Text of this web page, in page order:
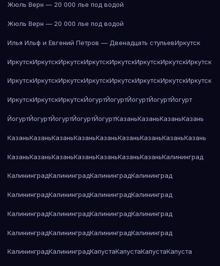
Жюль Верн — 20 000 лье под водой
Жюль Верн — 20 000 лье под водой
Илья Ильф и Евгений Петров — Двенадцать стульевИркутск
ИркутскИркутскИркутскИркутскИркутскИркутскИркутскИркутск
ИркутскИркутскИркутскИркутскИркутскИркутскИркутскИркутск
ИркутскИркутскИркутскЙогуртЙогуртЙогуртЙогуртЙогурт
ЙогуртЙогуртЙогуртЙогуртЙогуртКазаньКазаньКазаньКазань
КазаньКазаньКазаньКазаньКазаньКазаньКазаньКазаньКазань
КазаньКазаньКазаньКазаньКазаньКазаньКазаньКалининград
КалининградКалининградКалининградКалининград
КалининградКалининградКалининградКалининград
КалининградКалининградКалининградКалининград
КалининградКалининградКалининградКалининград
КалининградКалининградКапустаКапустаКапустаКапуста